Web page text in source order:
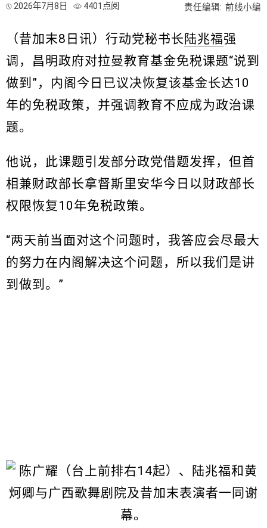
2026年7月8日 4401点阅 责任编辑: 前线小编
（昔加末8日讯）行动党秘书长 陆兆福强
调，昌明政府对拉曼教育基金免税课题“说到
做到”，内阁今日已议决恢复该基金长达10
年的免税政策，并强调教育不应成为政治课
题。
他说，此课题引发部分政党借题发挥，但首
相兼财政部长拿督斯里安华今日以财政部长
权限恢复10年免税政策。
“两天前当面对这个问题时，我答应会尽最大
的努力在内阁解决这个问题，所以我们是讲
到做到。”